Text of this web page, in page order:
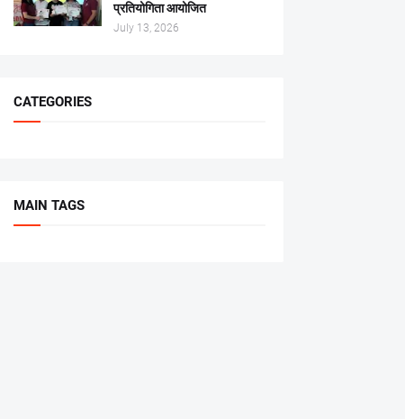
प्रतियोगिता आयोजित
July 13, 2026
CATEGORIES
MAIN TAGS